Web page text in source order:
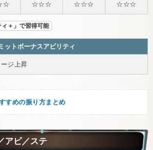
☆☆☆ ☆☆☆ ☆☆☆
＋」で習得可能
ットボーナスアビリティ
ジ上昇
すめの振り方まとめ
アビ／ステ